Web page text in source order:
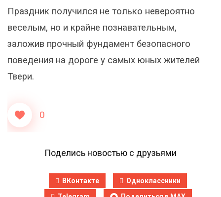
Праздник получился не только невероятно
веселым, но и крайне познавательным,
заложив прочный фундамент безопасного
поведения на дороге у самых юных жителей
Твери.
0
Поделись новостью с друзьями
ВКонтакте
Одноклассники